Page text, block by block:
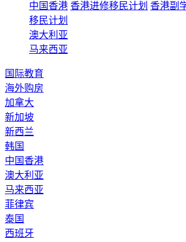
中国香港 香港进修移民计划 香港副
移民计划
澳大利亚
马来西亚
国际教育
海外购房
加拿大
新加坡
新西兰
韩国
中国香港
澳大利亚
马来西亚
菲律宾
泰国
西班牙